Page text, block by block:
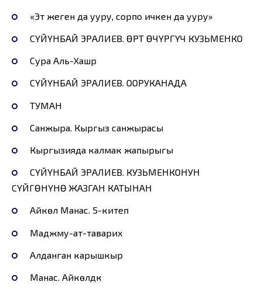
«Эт жеген да ууру, сорпо ичкен да ууру»
СҮЙҮНБАЙ ЭРАЛИЕВ. ӨРТ ӨЧҮРГҮЧ КУЗЬМЕНКО
Сура Аль-Хашр
СҮЙҮНБАЙ ЭРАЛИЕВ. ООРУКАНАДА
ТУМАН
Санжыра. Кыргыз санжырасы
Кыргызияда калмак жапырыгы
СҮЙҮНБАЙ ЭРАЛИЕВ. КУЗЬМЕНКОНУН
СҮЙГӨНҮНӨ ЖАЗГАН КАТЫНАН
Айкөл Манас. 5-китеп
Маджму-ат-таварих
Алданган карышкыр
Манас. Айкөлдүк